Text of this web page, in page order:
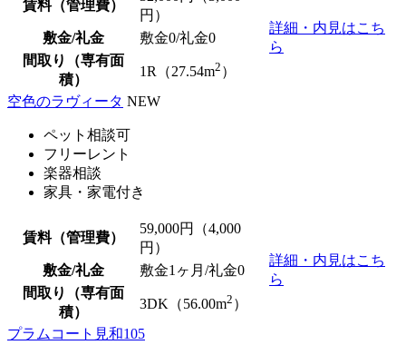
賃料（管理費）
円）
詳細・内見はこち
ら
敷金/礼金 敷金0/礼金0
間取り（専有面
積）
1R（27.54m2 ）
空色のラヴィータ NEW
ペット相談可
フリーレント
楽器相談
家具・家電付き
賃料（管理費）
59,000円（4,000
円）
詳細・内見はこち
ら
敷金/礼金 敷金1ヶ月/礼金0
間取り（専有面
積）
3DK（56.00m2 ）
プラムコート見和105